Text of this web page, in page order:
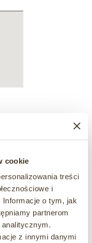
cookie
treści
i
o tym, jak
partnerom
z innymi danymi